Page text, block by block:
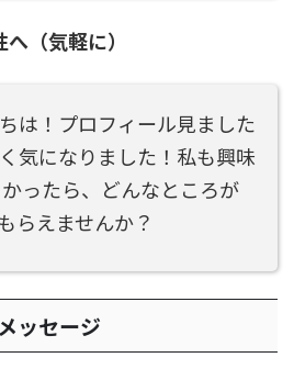
（気軽に）
は！プロフィール見ました
気になりました！私も興味
ったら、どんなところが
らえませんか？
ッセージ